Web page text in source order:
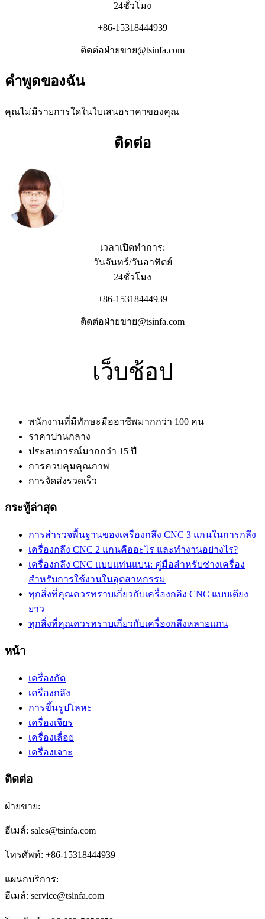
24ชั่วโมง
+86-15318444939
ติดต่อฝ่ายขาย@tsinfa.com
คำพูดของฉัน
คุณไม่มีรายการใดในใบเสนอราคาของคุณ
ติดต่อ
เวลาเปิดทำการ:
วันจันทร์/วันอาทิตย์
24ชั่วโมง
+86-15318444939
ติดต่อฝ่ายขาย@tsinfa.com
เว็บช้อป
พนักงานที่มีทักษะมืออาชีพมากกว่า 100 คน
ราคาปานกลาง
ประสบการณ์มากกว่า 15 ปี
การควบคุมคุณภาพ
การจัดส่งรวดเร็ว
กระทู้ล่าสุด
การสำรวจพื้นฐานของเครื่องกลึง CNC 3 แกนในการกลึง
เครื่องกลึง CNC 2 แกนคืออะไร และทำงานอย่างไร?
เครื่องกลึง CNC แบบแท่นแบน: คู่มือสำหรับช่างเครื่อง
สำหรับการใช้งานในอุตสาหกรรม
ทุกสิ่งที่คุณควรทราบเกี่ยวกับเครื่องกลึง CNC แบบเตียง
ยาว
ทุกสิ่งที่คุณควรทราบเกี่ยวกับเครื่องกลึงหลายแกน
หน้า
เครื่องกัด
เครื่องกลึง
การขึ้นรูปโลหะ
เครื่องเจียร
เครื่องเลื่อย
เครื่องเจาะ
ติดต่อ
ฝ่ายขาย:
อีเมล์: sales@tsinfa.com
โทรศัพท์: +86-15318444939
แผนกบริการ:
อีเมล์: service@tsinfa.com